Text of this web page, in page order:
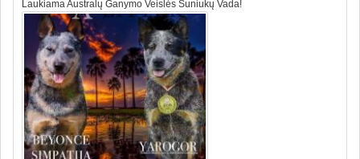
Laukiama Australų Ganymo Veislės Šuniukų Vada!